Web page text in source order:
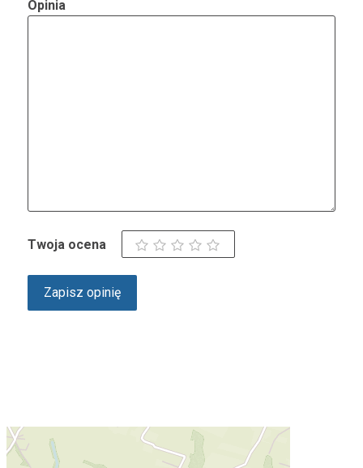
Opinia
Twoja ocena